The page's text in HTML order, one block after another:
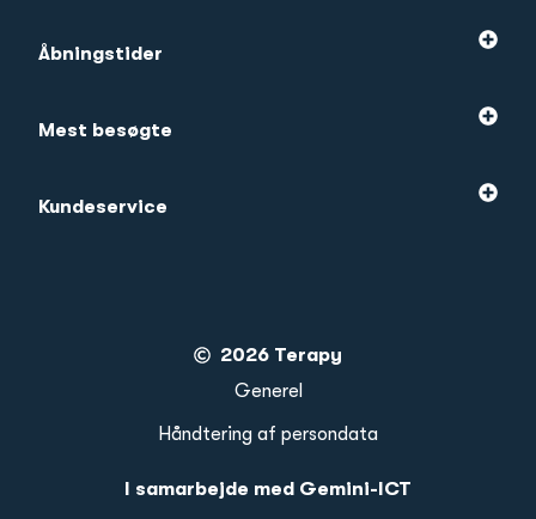
Åbningstider
Mest besøgte
Kundeservice
2026 Terapy
Generel
Håndtering af persondata
I samarbejde med Gemini-ICT